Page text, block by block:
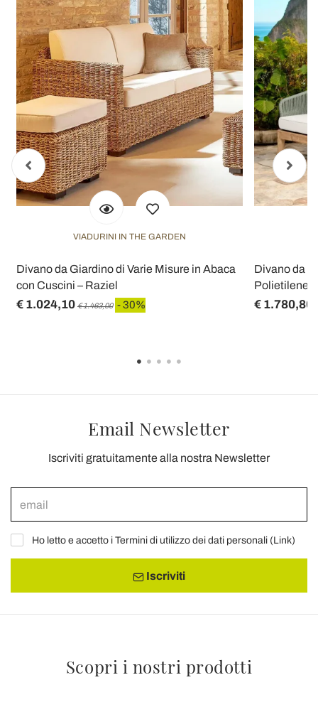
VIADURINI IN THE GARDEN
Divano da Giardino di Varie Misure in Abaca
con Cuscini – Raziel
€ 1.024,10 € 1.463,00 - 30%
Divano da
Polietilene -
€ 1.780,80
Email Newsletter
Iscriviti gratuitamente alla nostra Newsletter
Ho letto e accetto i Termini di utilizzo dei dati personali (Link)
Iscriviti
Scopri i nostri prodotti